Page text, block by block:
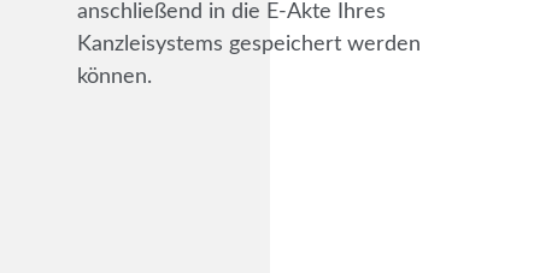
anschließend in die E-Akte Ihres
Kanzleisystems gespeichert werden
können.